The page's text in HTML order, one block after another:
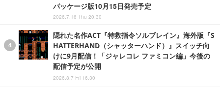
パッケージ版10月15日発売予定
2026.7.16 Thu 20:30
隠れた名作ACT『特救指令ソルブレイン』海外版『S
HATTERHAND（シャッターハンド）』スイッチ向
けに9月配信！「ジャレコレ ファミコン編」今後の
配信予定が公開
2026.8.7 Fri 16:30